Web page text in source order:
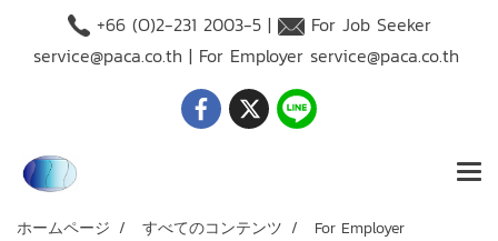
+66 (O)2-231 2003-5 |
For Job Seeker
service@paca.co.th | For Employer service@paca.co.th
ホームページ すべてのコンテンツ
For Employer